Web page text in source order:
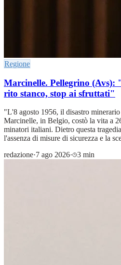
Regione
Marcinelle. Pellegrino (Avs):
rito stanco, stop ai sfruttati"
"L'8 agosto 1956, il disastro
Marcinelle, in Belgio, costò la vita a
minatori italiani. Dietro questa
l'assenza di misure di sicurezza e la
redazione·7 ago 2026· 3 min